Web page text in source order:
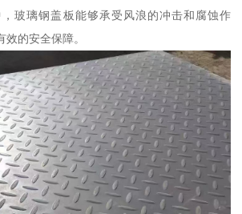
玻璃钢盖板能够承受风浪的冲击和腐蚀作
的安全保障。